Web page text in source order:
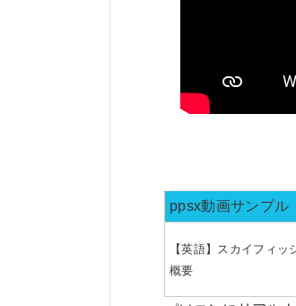
ppsx動画サンプル
【英語】スカイフィッ
概要